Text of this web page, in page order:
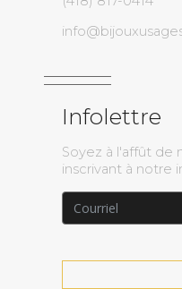
Infolettre
Soyez à l'affût de
inscrivant à notre